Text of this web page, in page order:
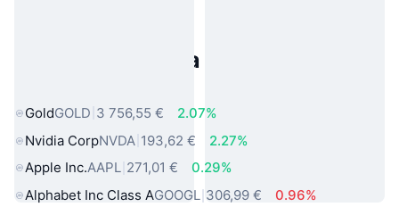
Populárne aktíva z reálneho
GoldGOLD 3 756,55 €
2.07%
Nvidia CorpNVDA 193,62 €
2.27%
Apple Inc.AAPL 271,01 €
0.29%
Alphabet Inc Class AGOOGL 306,99 €
0.96%